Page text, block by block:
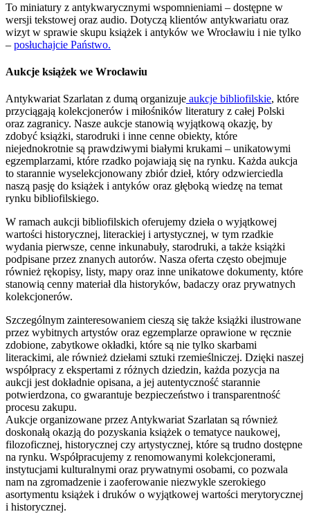
To miniatury z antykwarycznymi wspomnieniami – dostępne w
wersji tekstowej oraz audio. Dotyczą klientów antykwariatu oraz
wizyt w sprawie skupu książek i antyków we Wrocławiu i nie tylko
– posłuchajcie Państwo.
Aukcje książek we Wrocławiu
Antykwariat Szarlatan z dumą organizuje aukcje bibliofilskie, które
przyciągają kolekcjonerów i miłośników literatury z całej Polski
oraz zagranicy. Nasze aukcje stanowią wyjątkową okazję, by
zdobyć książki, starodruki i inne cenne obiekty, które
niejednokrotnie są prawdziwymi białymi krukami – unikatowymi
egzemplarzami, które rzadko pojawiają się na rynku. Każda aukcja
to starannie wyselekcjonowany zbiór dzieł, który odzwierciedla
naszą pasję do książek i antyków oraz głęboką wiedzę na temat
rynku bibliofilskiego.
W ramach aukcji bibliofilskich oferujemy dzieła o wyjątkowej
wartości historycznej, literackiej i artystycznej, w tym rzadkie
wydania pierwsze, cenne inkunabuły, starodruki, a także książki
podpisane przez znanych autorów. Nasza oferta często obejmuje
również rękopisy, listy, mapy oraz inne unikatowe dokumenty, które
stanowią cenny materiał dla historyków, badaczy oraz prywatnych
kolekcjonerów.
Szczególnym zainteresowaniem cieszą się także książki ilustrowane
przez wybitnych artystów oraz egzemplarze oprawione w ręcznie
zdobione, zabytkowe okładki, które są nie tylko skarbami
literackimi, ale również dziełami sztuki rzemieślniczej. Dzięki naszej
współpracy z ekspertami z różnych dziedzin, każda pozycja na
aukcji jest dokładnie opisana, a jej autentyczność starannie
potwierdzona, co gwarantuje bezpieczeństwo i transparentność
procesu zakupu.
Aukcje organizowane przez Antykwariat Szarlatan są również
doskonałą okazją do pozyskania książek o tematyce naukowej,
filozoficznej, historycznej czy artystycznej, które są trudno dostępne
na rynku. Współpracujemy z renomowanymi kolekcjonerami,
instytucjami kulturalnymi oraz prywatnymi osobami, co pozwala
nam na zgromadzenie i zaoferowanie niezwykle szerokiego
asortymentu książek i druków o wyjątkowej wartości merytorycznej
i historycznej.